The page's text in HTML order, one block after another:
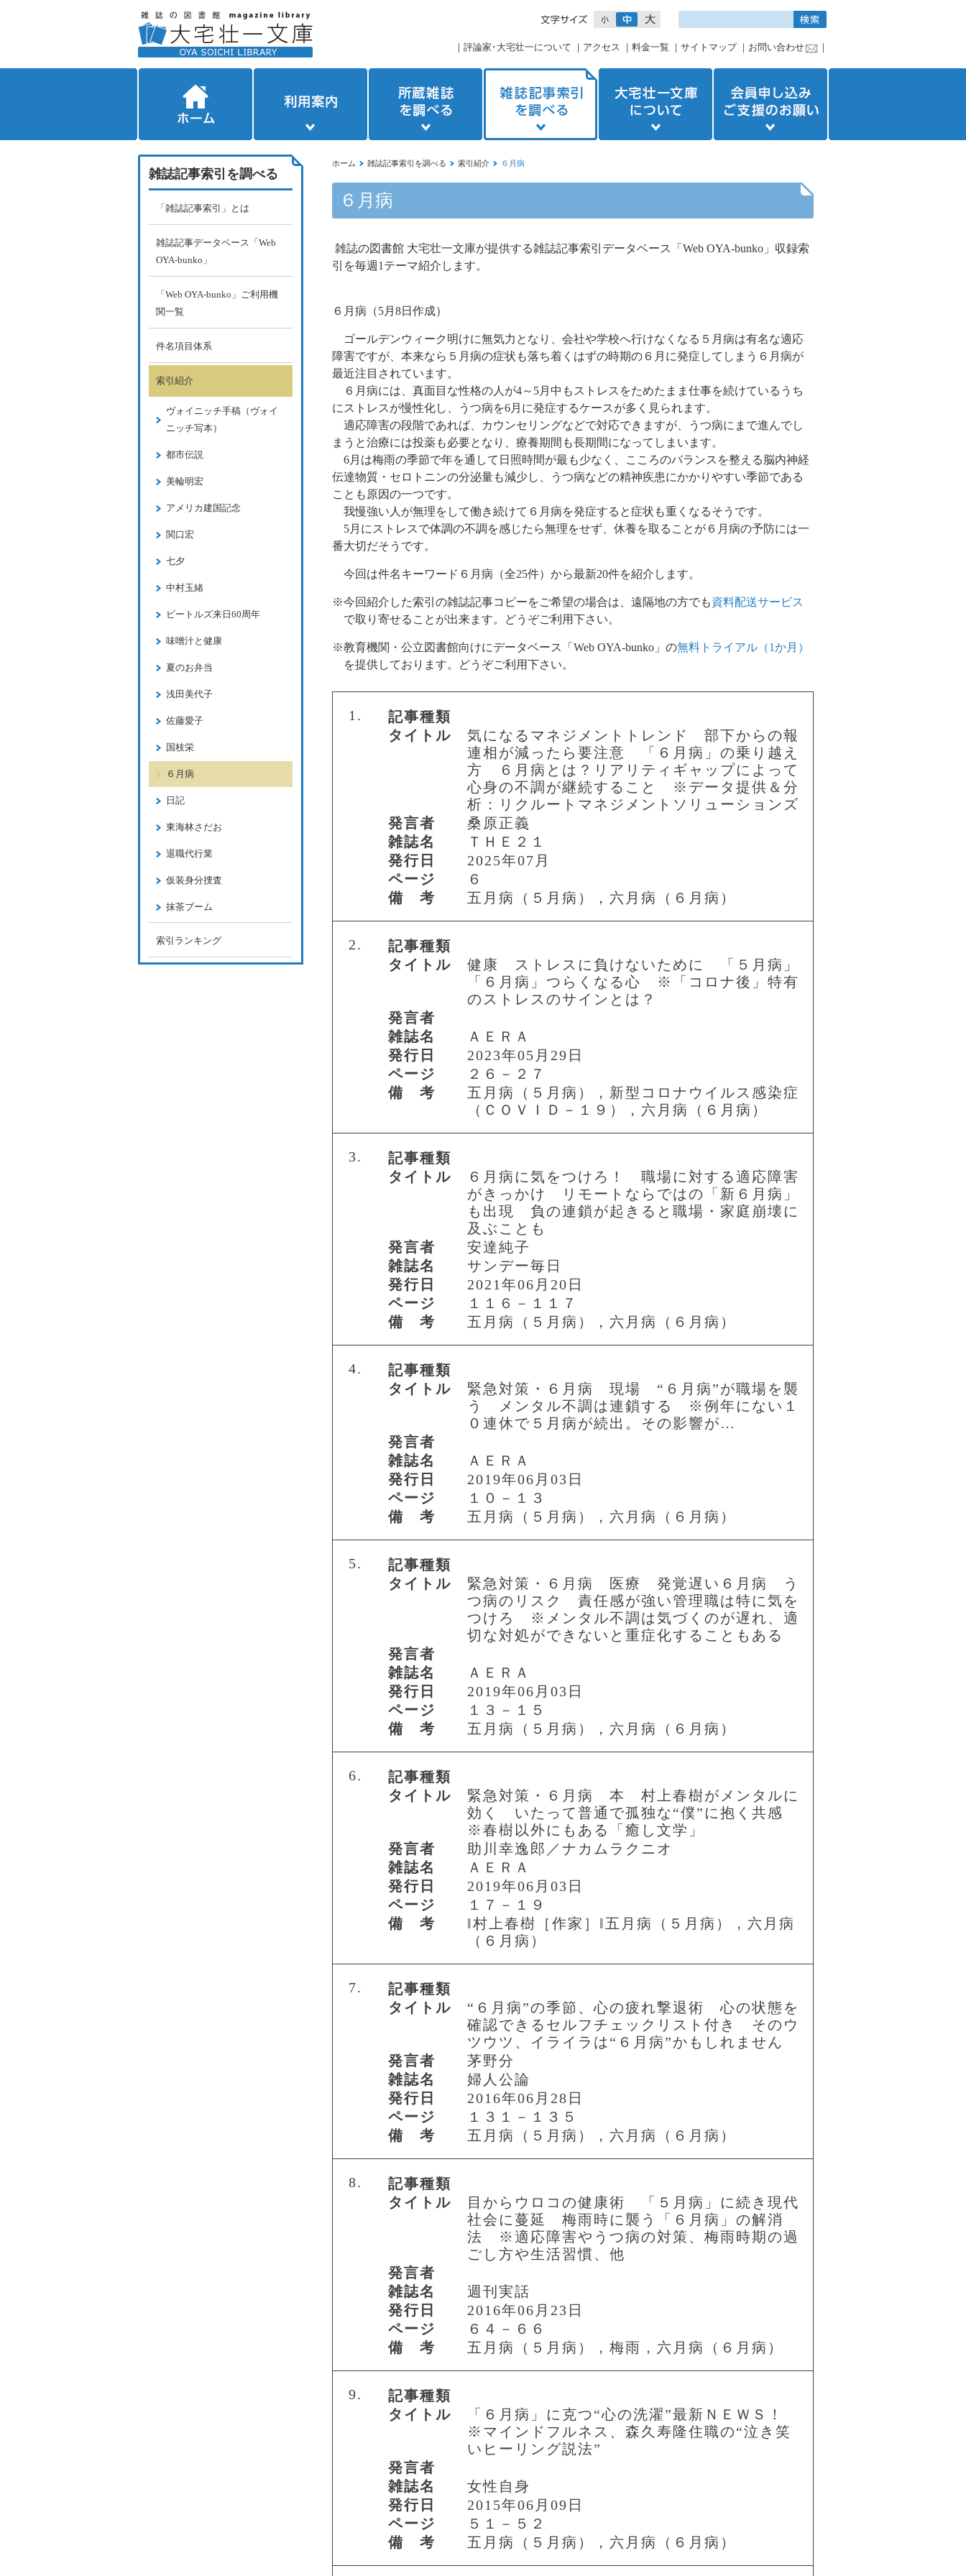
｜ 評論家･大宅壮一について ｜ アクセス ｜ 料金一覧 ｜ サイトマップ｜ お問い合わせ ｜
ホーム 雑誌記事索引を調べる 索引紹介 ６月病
６月病
雑誌の図書館 大宅壮一文庫が提供する雑誌記事索引データベース 「 Web OYA-bunko 」収録索
引を毎週1テーマ紹介します。
６月病（5月 8日作成）
ゴールデンウィーク明けに無気力となり、会社や学校へ行けなくなる５月病は有名な適応
障害ですが、本来なら５月病の症状も落ち着くはずの時期の６月に発症してしまう６月病が
最近注目されています。
６月病には、真面目な性格の人が4～ 5月中もストレスをためたまま仕事を続けているうち
にストレスが慢性化し、うつ病を6月に発症するケースが多く見られます。
適応障害の段階であれば、カウンセリングなどで対応できますが、うつ病にまで進んでし
まうと治療には投薬も必要となり、療養期間も長期間になってしまいます。
6月は梅雨の季節で年を通して日照時間が最も少なく、こころのバランスを整える脳内神経
伝達物質・セロトニンの分泌量も減少し、うつ病などの精神疾患にかかりやすい季節である
ことも原因の一つです。
我慢強い人が無理をして働き続けて６月病を発症すると症状も重くなるそうです。
5月にストレスで体調の不調を感じたら無理をせず、休養を取ることが６月病の予防には一
番大切だそうです。
今回は件名キーワード６月病（全25件）から最新20件を紹介します。
※今回紹介した索引の雑誌記事コピーをご希望の場合は、遠隔地の方でも資料配送サービス
で取り寄せることが出来ます。どうぞご利用下さい。
※教育機関・公立図書館向けにデータベース 「 Web OYA-bunko 」の無料トライアル（1か月）
を提供しております。
どうぞご利用下さい。
1.
記事種類
タイトル
気になるマネジメントトレンド 部下からの報
連相が減ったら要注意 「６月病」の乗り越え
方 ６月病とは？リアリティギャップによって
心身の不調が継続すること ※データ提供＆分
析：リクルートマネジメントソリューションズ
発言者
桑原正義
雑誌名
ＴＨＥ２１
発行日
2025年07月
ページ
６
備 考
五月病（５月病），六月病（６月病）
2.
記事種類
タイトル
健康 ストレスに負けないために 「５月病」
「６月病」つらくなる心 ※「コロナ後」特有
のストレスのサインとは？
発言者
雑誌名
ＡＥＲＡ
発行日
2023年05月29日
ページ
２６－２７
備 考
五月病（５月病），新型コロナウイルス感染症
（ＣＯＶＩＤ－１９），六月病（６月病）
3.
記事種類
タイトル
６月病に気をつけろ！ 職場に対する適応障害
がきっかけ リモートならではの「新６月病」
も出現 負の連鎖が起きると職場・家庭崩壊に
及ぶことも
発言者
安達純子
雑誌名
サンデー毎日
発行日
2021年06月20日
ページ
１１６－１１７
備 考
五月病（５月病），六月病（６月病）
4.
記事種類
タイトル
緊急対策・６月病 現場 “６月病”が職場を襲
う メンタル不調は連鎖する ※例年にない１
０連休で５月病が続出。その影響が…
発言者
雑誌名
ＡＥＲＡ
発行日
2019年06月03日
ページ
１０－１３
備 考
五月病（５月病），六月病（６月病）
5.
記事種類
タイトル
緊急対策・６月病 医療 発覚遅い６月病 う
つ病のリスク 責任感が強い管理職は特に気を
つけろ ※メンタル不調は気づくのが遅れ、適
切な対処ができないと重症化することもある
発言者
雑誌名
ＡＥＲＡ
発行日
2019年06月03日
ページ
１３－１５
備 考
五月病（５月病），六月病（６月病）
6.
記事種類
タイトル
緊急対策・６月病 本 村上春樹がメンタルに
効く いたって普通で孤独な“僕”に抱く共感
※春樹以外にもある「癒し文学」
発言者
助川幸逸郎／ナカムラクニオ
雑誌名
ＡＥＲＡ
発行日
2019年06月03日
ページ
１７－１９
備 考
‖村上春樹［作家］‖五月病（５月病），六月病
（６月病）
7.
記事種類
タイトル
“６月病”の季節、心の疲れ撃退術 心の状態を
確認できるセルフチェックリスト付き そのウ
ツウツ、イライラは“６月病”かもしれません
発言者
茅野分
雑誌名
婦人公論
発行日
2016年06月28日
ページ
１３１－１３５
備 考
五月病（５月病），六月病（６月病）
8.
記事種類
タイトル
目からウロコの健康術 「５月病」に続き現代
社会に蔓延 梅雨時に襲う「６月病」の解消
法 ※適応障害やうつ病の対策、梅雨時期の過
ごし方や生活習慣、他
発言者
雑誌名
週刊実話
発行日
2016年06月23日
ページ
６４－６６
備 考
五月病（５月病），梅雨，六月病（６月病）
9.
記事種類
タイトル
「６月病」に克つ“心の洗濯”最新ＮＥＷＳ！
※マインドフルネス、森久寿隆住職の“泣き笑
いヒーリング説法”
発言者
雑誌名
女性自身
発行日
2015年06月09日
ページ
５１－５２
備 考
五月病（５月病），六月病（６月病）
雑誌記事索引を調べる
「雑誌記事索引」とは
雑誌記事データベース「Web
OYA-bunko」
「Web OYA-bunko」ご利用機
関一覧
件名項目体系
索引紹介
ヴォイニッチ手稿（ヴォイ
ニッチ写本）
都市伝説
美輪明宏
アメリカ建国記念
関口宏
七夕
中村玉緒
ビートルズ来日60周年
味噌汁と健康
夏のお弁当
浅田美代子
佐藤愛子
国枝栄
６月病
日記
東海林さだお
退職代行業
仮装身分捜査
抹茶ブーム
索引ランキング